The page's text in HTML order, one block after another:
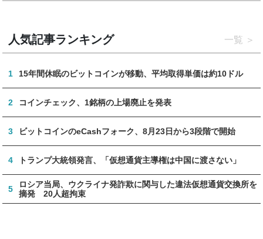
人気記事ランキング 一覧
1 15年間休眠のビットコインが移動、平均取得単価は約10ドル
2 コインチェック、1銘柄の上場廃止を発表
3 ビットコインのeCashフォーク、8月23日から3段階で開始
4 トランプ大統領発言、「仮想通貨主導権は中国に渡さない」
5
ロシア当局、ウクライナ発詐欺に関与した違法仮想通貨交換所を
摘発 20人超拘束